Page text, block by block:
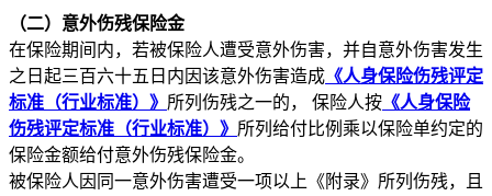
（二）意外伤残保险金
在保险期间内，若被保险人遭受意外伤害，并自意外伤害发生
之日起三百六十五日内因该意外伤害造成 《人身保险伤残评定
标准（行业标准）》 所列伤残之一的， 保险人按 《人身保险
伤残评定标准（行业标准）》 所列给付比例乘以保险单约定的
保险金额给付意外伤残保险金。
被保险人因同一意外伤害遭受一项以上《附录》所列伤残，且